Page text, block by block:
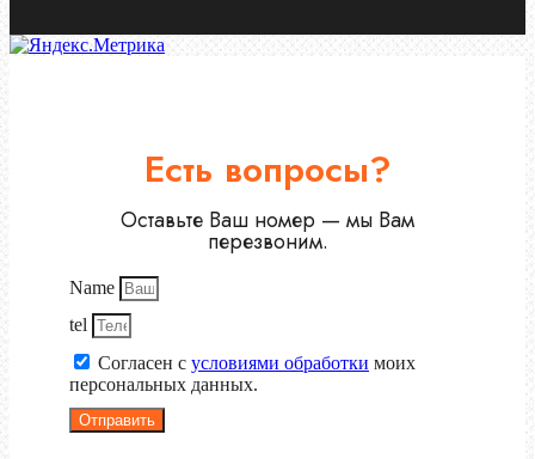
Есть вопросы?
Оставьте Ваш номер — мы Вам
перезвоним.
Name
tel
Согласен с условиями обработки моих
персональных данных.
Отправить